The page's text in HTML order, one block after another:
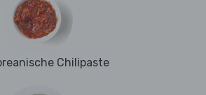
Chilipaste